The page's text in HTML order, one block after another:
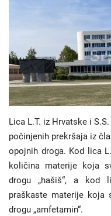
Gradovi
Turizam
Jezik
Latinica Ћирилица
Lica L.T. iz Hrvatske i
počinjenih prekršaja iz
opojnih droga. Kod lica
količina materije koja
drogu „hašiš“, a kod
praškaste materije koja
drogu „amfetamin“.